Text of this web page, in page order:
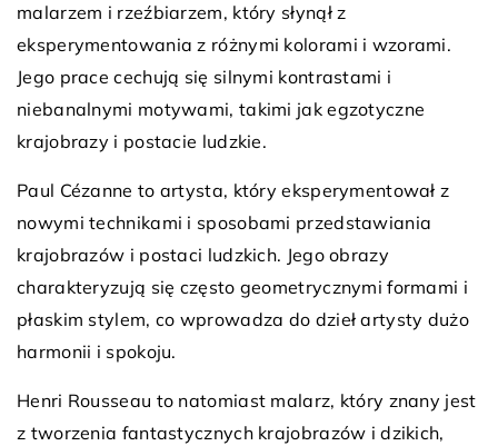
malarzem i rzeźbiarzem, który słynął z
eksperymentowania z różnymi kolorami i wzorami.
Jego prace cechują się silnymi kontrastami i
niebanalnymi motywami, takimi jak egzotyczne
krajobrazy i postacie ludzkie.
Paul Cézanne to artysta, który eksperymentował z
nowymi technikami i sposobami przedstawiania
krajobrazów i postaci ludzkich. Jego obrazy
charakteryzują się często geometrycznymi formami i
płaskim stylem, co wprowadza do dzieł artysty dużo
harmonii i spokoju.
Henri Rousseau to natomiast malarz, który znany jest
z tworzenia fantastycznych krajobrazów i dzikich,